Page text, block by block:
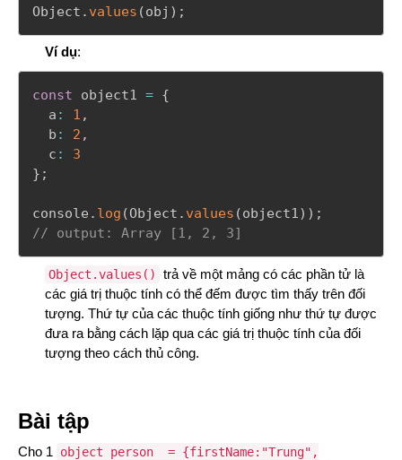
Object . values (obj ) ;
Ví dụ:
const object1 = {
  a
: 1 ,
  b
: 2 ,
  c
:
3
} ;
console . log (Object . values (object1) ) ;
// output: Array [1, 2, 3]
Object.values()
trả về một mảng có các phần tử là
các giá trị thuộc tính có thể đếm được tìm thấy trên đối
tượng. Thứ tự của các thuộc tính giống như thứ tự được
đưa ra bằng cách lặp qua các giá trị thuộc tính của đối
tượng theo cách thủ công.
Bài tập
Cho 1 object person = {firstName: "Trung" ,